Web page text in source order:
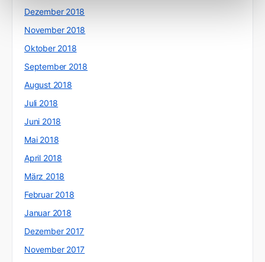
Dezember 2018
November 2018
Oktober 2018
September 2018
August 2018
Juli 2018
Juni 2018
Mai 2018
April 2018
März 2018
Februar 2018
Januar 2018
Dezember 2017
November 2017